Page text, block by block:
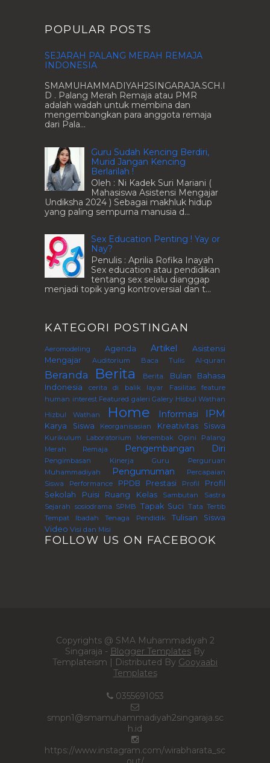
POPULAR POSTS
SEJARAH PALANG MERAH REMAJA
INDONESIA
SMAMUHAMMADIYAH2SINGARAJA.SCH.I
D . Palang Merah Remaja atau PMR
adalah wadah untuk membina dan
mengembangkan para anggota remaja
dari Pala...
Guru Sudah Kencing Berdiri,
Murid Jangan Kencing
Berlarilah !
Oleh : Ni Kadek Suri Mariani (
Mahasiswa Asistensi Mengajar
Undiksha 2024 ) Sebagai makhluk hidup
yang paling sempurna manusia d...
Sex Education Penting ! Yay or
Nay?
Penulis : Aprilia Rofika Inayah
Sex education atau pendidikan
tentang sex selalu dianggap
menjadi topik yang kontroversial dan t...
KATEGORI POSTINGAN
Aeromodeling Agenda Artikel
Asistensi
Mengajar
Auditorium Baca Tulis Al-quran
Beranda Berita Berita.
Bulan Bahasa
Indonesia
cerita di balik layar Fasilitas
feature
human interest Featured galeri Galery Hisbul Wathan
Hizbul Wathan
Home Informasi IPM
Karya Siswa Keorganisasian Kreativitas Siswa
Kurikulum Laboratorium Menembak Opini
Palang
Merah Remaja
Pengembangan Diri
Pengimbasan Kinerja Guru Perguruan
Muhammadiyah
Pengumuman
Percapaian
Siswa
Performance PPDB Prestasi Profil
Profil
Sekolah
Puisi Ruang Kelas Sambutan
Sastra
Sejarah sosiodrama SPMB Tapak Suci Tata Tertib
Tempat Ibadah
Tenaga Pendidik
Tulisan Siswa
Video Visi dan Misi
FOLLOW US ON FACEBOOK
Copyrights @ SMA Muhammadiyah 2
Singaraja - Blogger Templates By
Templateism | Distributed By Gooyaabi
Templates
0355691053
smpn1@smamuhammadiyah2singaraja.sc
h.id
https://www.instagram.com/wirabharata_sc